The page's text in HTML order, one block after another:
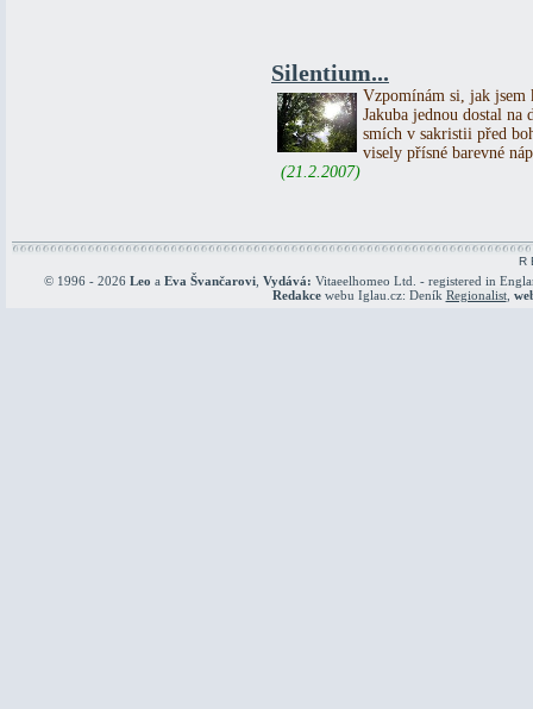
Silentium...
Vzpomínám si, jak jsem
Jakuba jednou dostal
smích v sakristii před
visely přísné barevné
(21.2.2007)
R
© 1996 - 2026 Leo a Eva Švančarovi Vydává: Vitaeelhomeo Ltd. - registered in
Redakcewebu Iglau.cz: Deník Regionalist,